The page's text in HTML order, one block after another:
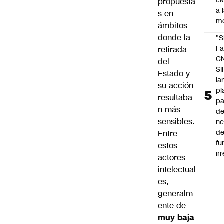
s en
ámbitos
donde la
retirada
del
Estado y
su acción
resultaba
n más
sensibles.
Entre
estos
actores
intelectual
es,
generalm
ente de
muy baja
a
SII
de